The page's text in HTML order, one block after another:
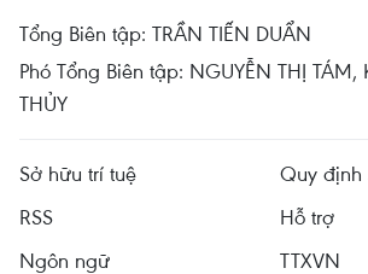
Tổng Biên tập: TRẦN TIẾN DUẨN
Phó Tổng Biên tập: NGUYỄN THỊ TÁM,
THỦY
Sở hữu trí tuệ
Quy định
RSS
Hỗ trợ
Ngôn ngữ
TTXVN